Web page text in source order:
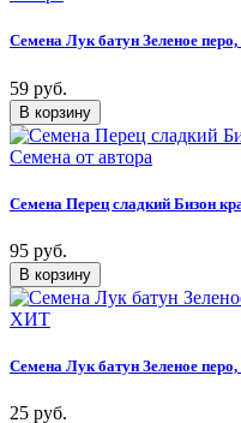
Семена Лук батун Зеленое
59 руб.
Семена Перец сладкий Бизон
95 руб.
Семена Лук батун Зеленое
25 руб.